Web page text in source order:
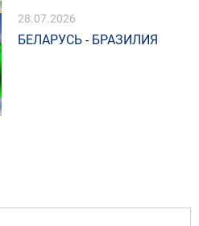
28.07.2026
БЕЛАРУСЬ - БРАЗИЛИЯ